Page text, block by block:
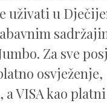
uživati u
Za sve
osvježenje,
VISA kao platni